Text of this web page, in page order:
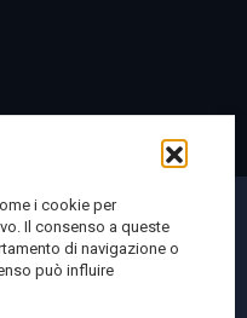
i cookie per
Il consenso a queste
di navigazione o
può influire